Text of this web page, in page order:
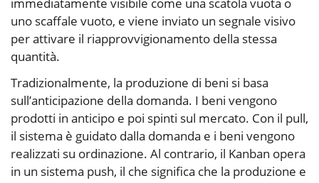
uno scaffale vuoto, e viene inviato un segnale visivo
per attivare il riapprovvigionamento della stessa
quantità.
Tradizionalmente, la produzione di beni si basa
sull’anticipazione della domanda. I beni vengono
prodotti in anticipo e poi spinti sul mercato. Con il pull,
il sistema è guidato dalla domanda e i beni vengono
realizzati su ordinazione. Al contrario, il Kanban opera
in un sistema push, il che significa che la produzione e